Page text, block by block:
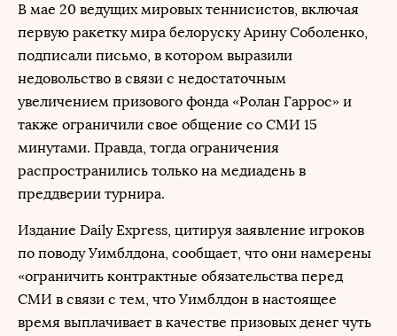
В мае 20 ведущих мировых теннисистов, включая
первую ракетку мира белоруску Арину Соболенко,
подписали письмо, в котором выразили
недовольство в связи с недостаточным
увеличением призового фонда «Ролан Гаррос» и
также ограничили свое общение со СМИ 15
минутами. Правда, тогда ограничения
распространились только на медиадень в
преддверии турнира.
Издание Daily Express, цитируя заявление игроков
по поводу Уимблдона, сообщает, что они намерены
«ограничить контрактные обязательства перед
СМИ в связи с тем, что Уимблдон в настоящее
время выплачивает в качестве призовых денег чуть